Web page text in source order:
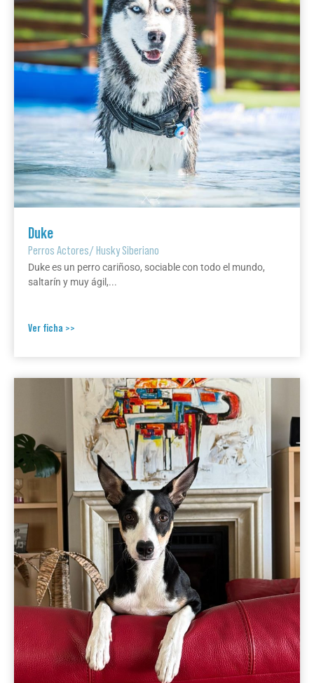
Duke
Perros Actores/Husky Siberiano
Duke es un perro cariñoso, sociable con todo el mundo,
saltarín y muy ágil,...
Ver ficha >>